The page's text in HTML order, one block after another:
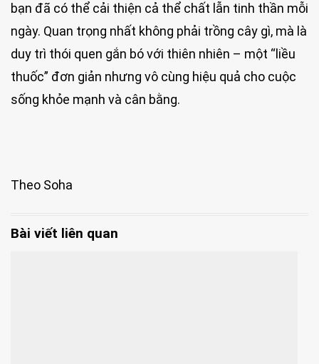
bạn đã có thể cải thiện cả thể chất lẫn tinh thần mỗi
ngày. Quan trọng nhất không phải trồng cây gì, mà là
duy trì thói quen gắn bó với thiên nhiên – một “liều
thuốc” đơn giản nhưng vô cùng hiệu quả cho cuộc
sống khỏe mạnh và cân bằng.
Theo Soha
Bài viết liên quan